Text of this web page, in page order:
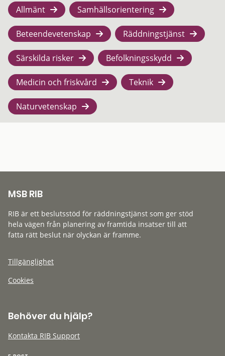
Allmänt Samhällsorientering
Beteendevetenskap Räddningstjänst
Särskilda risker Befolkningsskydd
Medicin och friskvård Teknik
Naturvetenskap
MSB RIB
RIB är ett beslutsstöd för räddningstjänst som ger stöd
hela vägen från planering av framtida insatser till att
fatta rätt beslut när olyckan är framme.
Tillgänglighet
Cookies
Behöver du hjälp?
Kontakta RIB Support